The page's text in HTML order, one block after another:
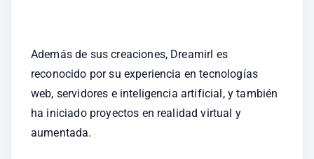
Además de sus creaciones, Dreamirl es
reconocido por su experiencia en tecnologías
web, servidores e inteligencia artificial, y también
ha iniciado proyectos en realidad virtual y
aumentada.